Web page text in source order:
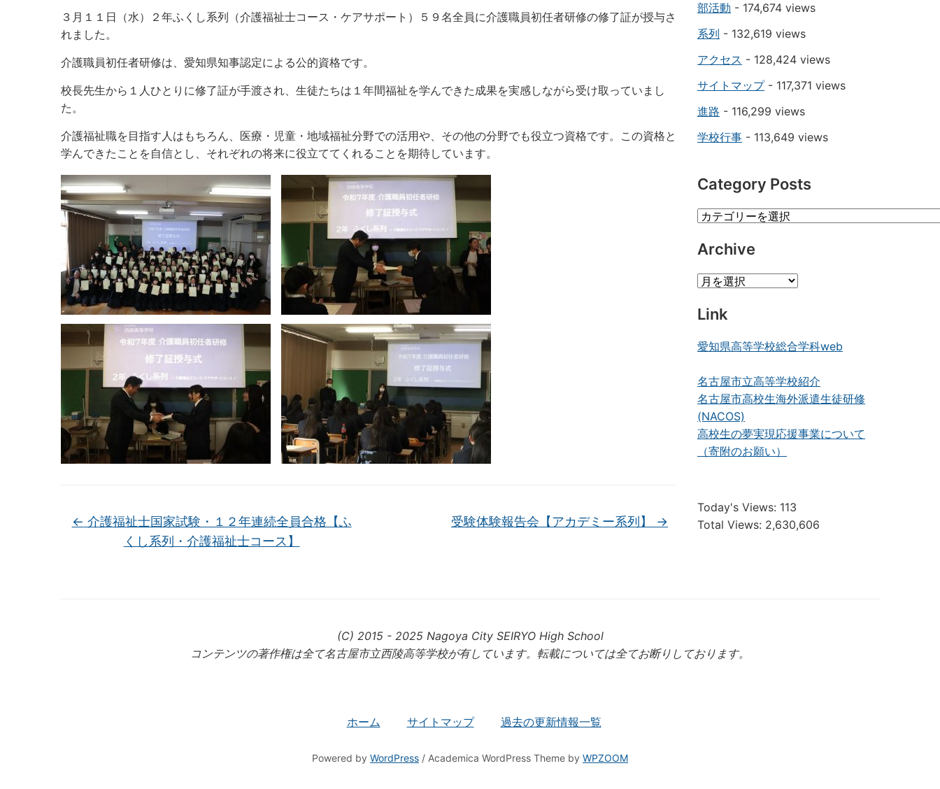
３月１１日（水）２年ふくし系列（介護福祉士コース・ケアサポート）５９名全員に介護職員初任者研修の修了証が授与さ
れました。
介護職員初任者研修は、愛知県知事認定による公的資格です。
校長先生から１人ひとりに修了証が手渡され、生徒たちは１年間福祉を学んできた成果を実感しながら受け取っていまし
た。
介護福祉職を目指す人はもちろん、医療・児童・地域福祉分野での活用や、その他の分野でも役立つ資格です。この資格と
学んできたことを自信とし、それぞれの将来に役立ててくれることを期待しています。
← 介護福祉士国家試験・１２年連続全員合格【ふ
くし系列・介護福祉士コース】
受験体験報告会【アカデミー系列】 →
部活動 - 174,674 views
系列 - 132,619 views
アクセス - 128,424 views
サイトマップ- 117,371 views
進路 - 116,299 views
学校行事 - 113,649 views
Category Posts
Category
Archive
Archive
Link
愛知県高等学校総合学科web
名古屋市立高等学校紹介
名古屋市高校生海外派遣生徒研修
(NACOS)
高校生の夢実現応援事業について
（寄附のお願い）
Today's Views: 113
Total Views: 2,630,606
(C) 2015 - 2025 Nagoya City SEIRYO High School
コンテンツの著作権は全て名古屋市立西陵高等学校が有しています。転載については全てお断りしております。
ホーム サイトマップ 過去の更新情報一覧
Powered by WordPress / Academica WordPress Theme by WPZOOM